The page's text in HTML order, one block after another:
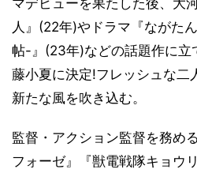
マデビューを果たした後、大
人』(22年)やドラマ『ながた
帖-』(23年)などの話題作に立
藤小夏に決定!フレッシュな二
新たな風を吹き込む。
監督・アクション監督を務め
フォーゼ』『獣電戦隊キョウ